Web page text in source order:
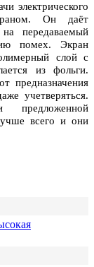
электрического
Он даёт
передаваемый
помех. Экран
слой с
из фольги.
предназначения
учетверяться.
предложенной
всего и они